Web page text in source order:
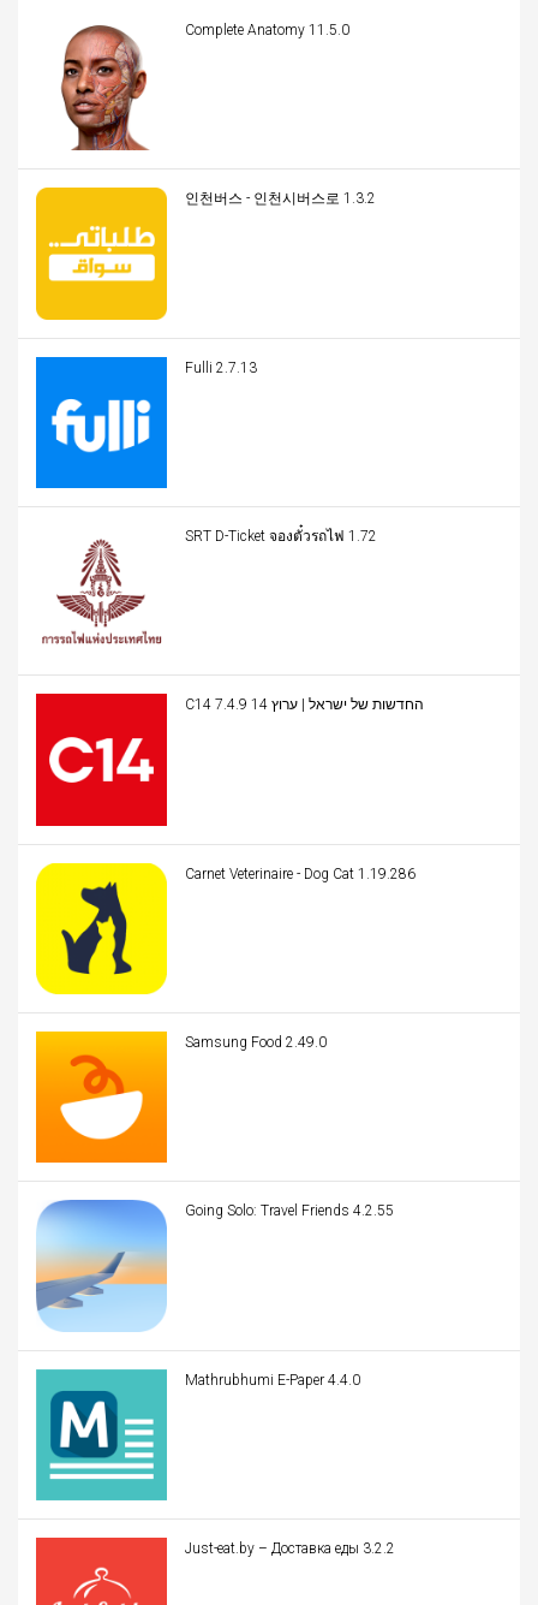
Complete Anatomy 11.5.0
인천버스 - 인천시버스로 1.3.2
Fulli 2.7.13
SRT D-Ticket จองตั๋วรถไฟ 1.72
C14 החדשות של ישראל | ערוץ 14 7.4.9
Carnet Veterinaire - Dog Cat 1.19.286
Samsung Food 2.49.0
Going Solo: Travel Friends 4.2.55
Mathrubhumi E-Paper 4.4.0
Just-eat.by – Доставка еды 3.2.2